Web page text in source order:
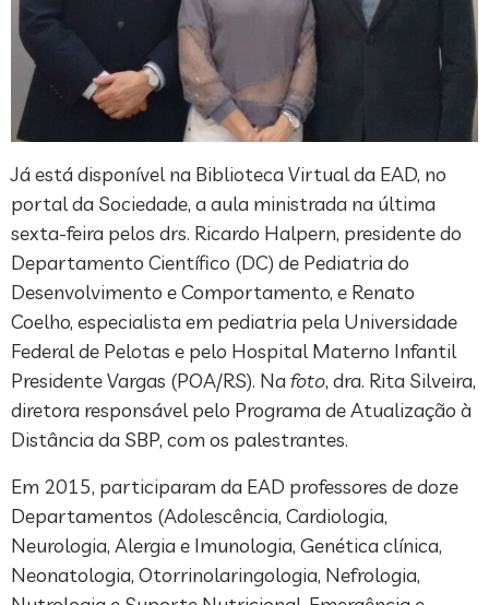
Já está disponível na Biblioteca Virtual da EAD, no
portal da Sociedade, a aula ministrada na última
sexta-feira pelos drs. Ricardo Halpern, presidente do
Departamento Científico (DC) de Pediatria do
Desenvolvimento e Comportamento, e Renato
Coelho, especialista em pediatria pela Universidade
Federal de Pelotas e pelo Hospital Materno Infantil
Presidente Vargas (POA/RS). Na foto, dra. Rita Silveira,
diretora responsável pelo Programa de Atualização à
Distância da SBP, com os palestrantes.
Em 2015, participaram da EAD professores de doze
Departamentos (Adolescência, Cardiologia,
Neurologia, Alergia e Imunologia, Genética clínica,
Neonatologia, Otorrinolaringologia, Nefrologia,